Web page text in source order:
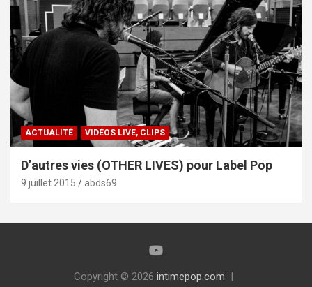
ACTUALITÉ VIDÉOS LIVE, CLIPS
D’autres vies (OTHER LIVES) pour Label Pop
9 juillet 2015 abds69
Copyright © 2026 intimepop.com